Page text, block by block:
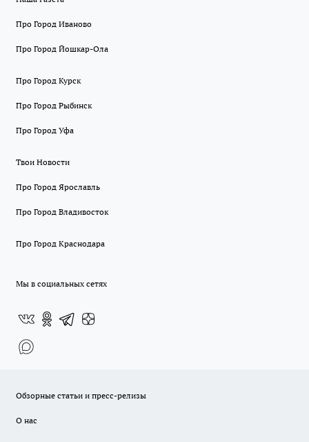
Про Город Иваново
Про Город Йошкар-Ола
Про Город Курск
Про Город Рыбинск
Про Город Уфа
Твои Новости
Про Город Ярославль
Про Город Владивосток
Про Город Краснодара
Мы в социальных сетях
Обзорные статьи и пресс-релизы
О нас